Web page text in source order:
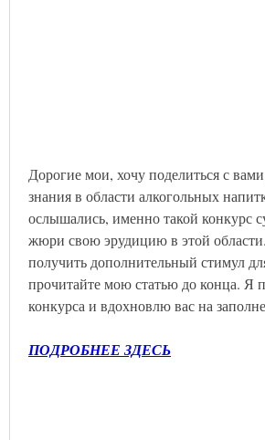
Дорогие мои, хочу поделиться с
знания в области алкогольных
ослышались, именно такой конкурс
жюри свою эрудицию в этой
получить дополнительный стимул
прочитайте мою статью до конца. Я
конкурса и вдохновлю вас на
ПОДРОБНЕЕ ЗДЕСЬ